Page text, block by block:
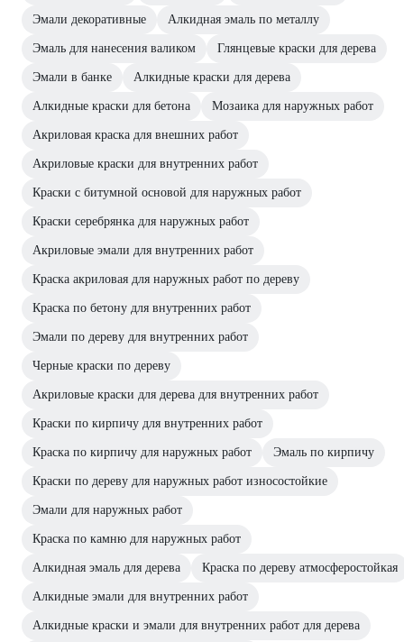
Эмали декоративные Алкидная эмаль по металлу
Эмаль для нанесения валиком Глянцевые краски для дерева
Эмали в банке Алкидные краски для дерева
Алкидные краски для бетона Мозаика для наружных работ
Акриловая краска для внешних работ
Акриловые краски для внутренних работ
Краски с битумной основой для наружных работ
Краски серебрянка для наружных работ
Акриловые эмали для внутренних работ
Краска акриловая для наружных работ по дереву
Краска по бетону для внутренних работ
Эмали по дереву для внутренних работ
Черные краски по дереву
Акриловые краски для дерева для внутренних работ
Краски по кирпичу для внутренних работ
Краска по кирпичу для наружных работ Эмаль по кирпичу
Краски по дереву для наружных работ износостойкие
Эмали для наружных работ
Краска по камню для наружных работ
Алкидная эмаль для дерева Краска по дереву атмосферостойкая
Алкидные эмали для внутренних работ
Алкидные краски и эмали для внутренних работ для дерева